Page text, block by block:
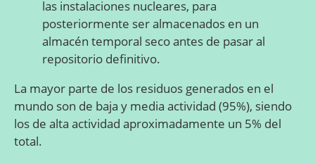
las instalaciones nucleares, para
posteriormente ser almacenados en un
almacén temporal seco antes de pasar al
repositorio definitivo.
La mayor parte de los residuos generados en el
mundo son de baja y media actividad (95%), siendo
los de alta actividad aproximadamente un 5% del
total.